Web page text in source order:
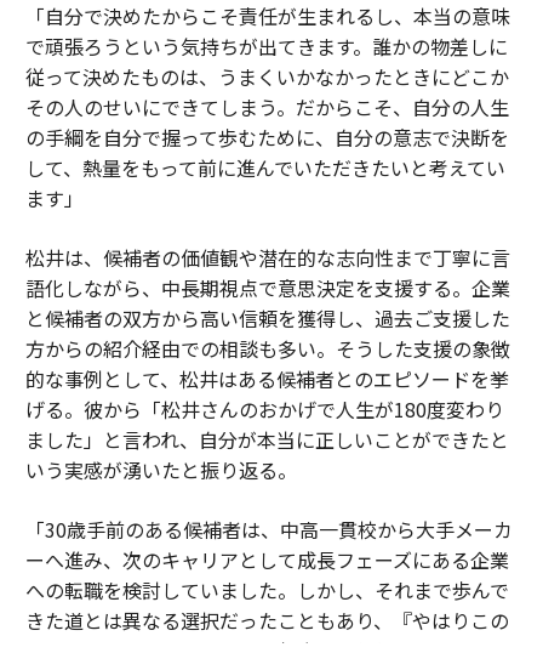
「自分で決めたからこそ責任が生まれるし、本当の意味
で頑張ろうという気持ちが出てきます。誰かの物差しに
従って決めたものは、うまくいかなかったときにどこか
その人のせいにできてしまう。だからこそ、自分の人生
の手綱を自分で握って歩むために、自分の意志で決断を
して、熱量をもって前に進んでいただきたいと考えてい
ます」
松井は、候補者の価値観や潜在的な志向性まで丁寧に言
語化しながら、中長期視点で意思決定を支援する。企業
と候補者の双方から高い信頼を獲得し、過去ご支援した
方からの紹介経由での相談も多い。そうした支援の象徴
的な事例として、松井はある候補者とのエピソードを挙
げる。彼から「松井さんのおかげで人生が180度変わり
ました」と言われ、自分が本当に正しいことができたと
いう実感が湧いたと振り返る。
「30歳手前のある候補者は、中高一貫校から大手メーカ
ーへ進み、次のキャリアとして成長フェーズにある企業
への転職を検討していました。しかし、それまで歩んで
きた道とは異なる選択だったこともあり、『やはりこの